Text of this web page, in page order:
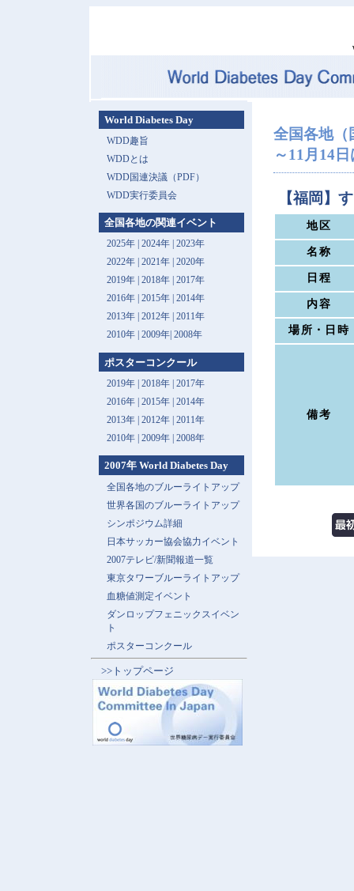
全国各地（
～11月14
【福岡】
地区
名称
日程
内容
場所・日時
備考
World Diabetes Day
WDD趣旨
WDDとは
WDD国連決議（PDF）
WDD実行委員会
全国各地の関連イベント
2025年| 2024年| 2023年
2022年| 2021年| 2020年
2019年| 2018年| 2017年
2016年| 2015年| 2014年
2013年 | 2012年| 2011年
2010年| 2009年| 2008年
ポスターコンクール
2019年 | 2018年 | 2017年
2016年 | 2015年 | 2014年
2013年 | 2012年 | 2011年
2010年 | 2009年 | 2008年
2007年 World Diabetes Day
全国各地のブルーライトアップ
世界各国のブルーライトアップ
シンポジウム詳細
日本サッカー協会協力イベント
2007テレビ/新聞報道一覧
東京タワーブルーライトアップ
血糖値測定イベント
ダンロップフェニックスイベン
ト
ポスターコンクール
>>トップページ